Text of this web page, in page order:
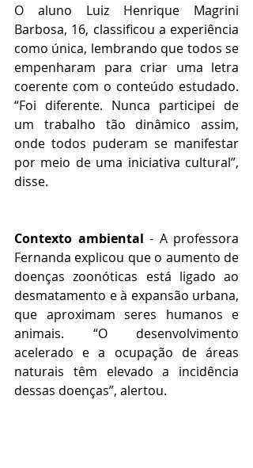
O aluno Luiz Henrique Magrini
Barbosa, 16, classificou a experiência
como única, lembrando que todos se
empenharam para criar uma letra
coerente com o conteúdo estudado.
“Foi diferente. Nunca participei de
um trabalho tão dinâmico assim,
onde todos puderam se manifestar
por meio de uma iniciativa cultural”,
disse.
Contexto ambiental - A professora
Fernanda explicou que o aumento de
doenças zoonóticas está ligado ao
desmatamento e à expansão urbana,
que aproximam seres humanos e
animais. “O desenvolvimento
acelerado e a ocupação de áreas
naturais têm elevado a incidência
dessas doenças”, alertou.